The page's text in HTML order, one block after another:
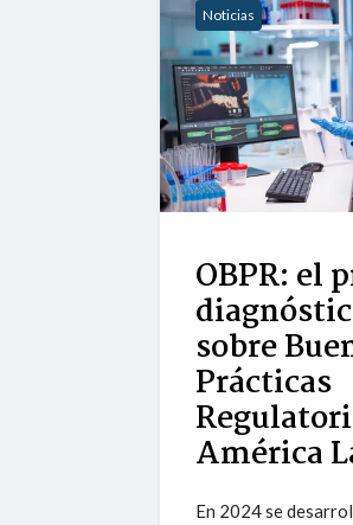
Noticias
OBPR: el
sobre
Prácticas
América
En 2024 se